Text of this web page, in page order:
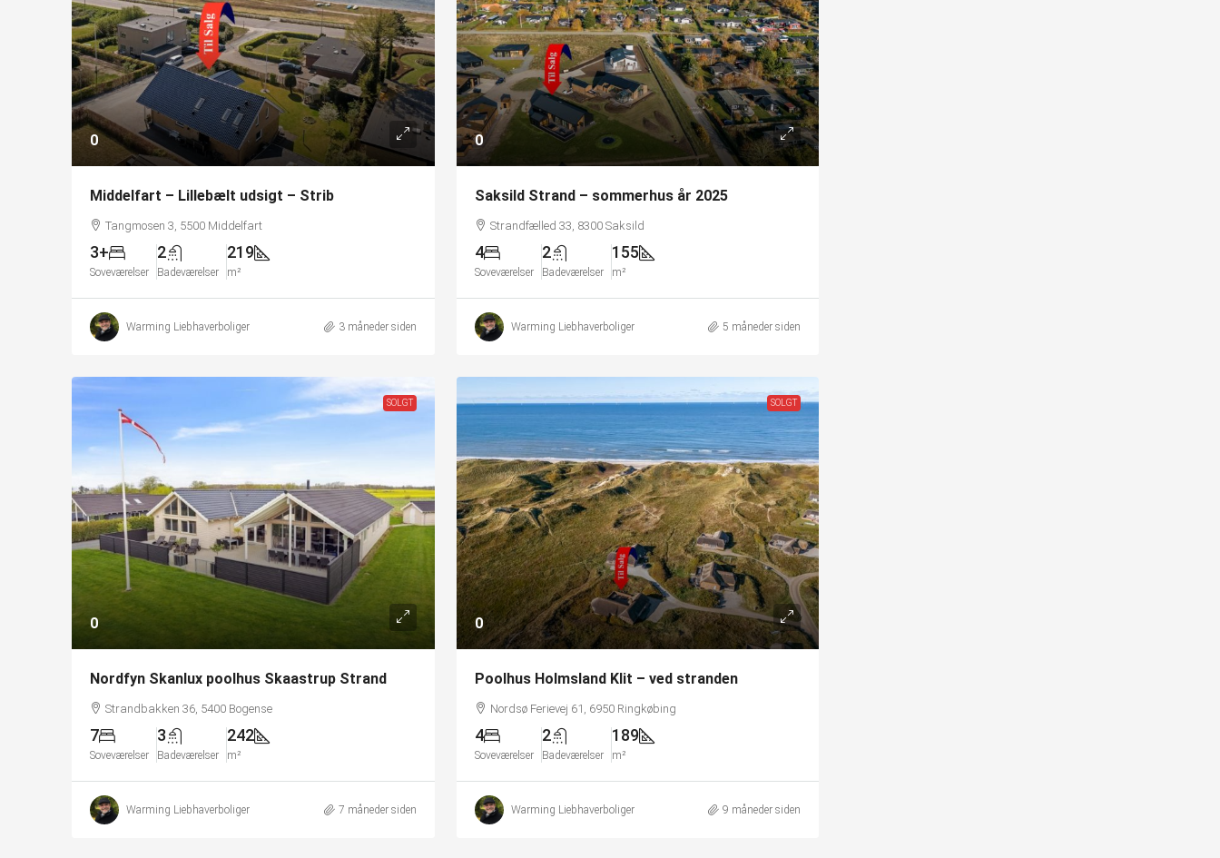
0
Middelfart – Lillebælt udsigt – Strib
Tangmosen 3, 5500 Middelfart
3+
Soveværelser
2
Badeværelser
219
m²
Warming Liebhaverboliger 3 måneder siden
0
Saksild Strand – sommerhus år 2025
Strandfælled 33, 8300 Saksild
4
Soveværelser
2
Badeværelser
155
m²
Warming Liebhaverboliger 5 måneder siden
SOLGT
0
Nordfyn Skanlux poolhus Skaastrup Strand
Strandbakken 36, 5400 Bogense
7
Soveværelser
3
Badeværelser
242
m²
Warming Liebhaverboliger 7 måneder siden
SOLGT
0
Poolhus Holmsland Klit – ved stranden
Nordsø Ferievej 61, 6950 Ringkøbing
4
Soveværelser
2
Badeværelser
189
m²
Warming Liebhaverboliger 9 måneder siden